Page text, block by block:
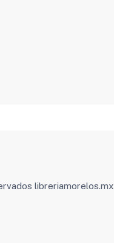
libreriamorelos.mx